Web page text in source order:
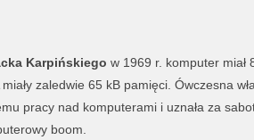
Karpińskiego w 1969 r. komputer miał
zaledwie 65 kB pamięci. Ówczesna
pracy nad komputerami i uznała za
boom.